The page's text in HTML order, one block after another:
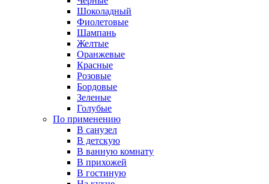
Шоколадный
Фиолетовые
Шампань
Желтые
Оранжевые
Красные
Розовые
Бордовые
Зеленые
Голубые
По применению
В санузел
В детскую
В ванную комнату
В прихожей
В гостиную